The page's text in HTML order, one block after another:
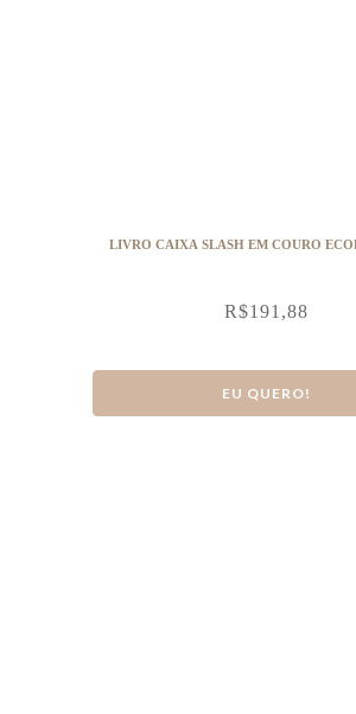
LIVRO CAIXA SLASH EM COURO
R$191,88
EU QUERO!